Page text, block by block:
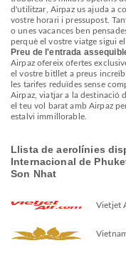
d'utilitzar, Airpaz us ajuda a
vostre horari i pressupost.
o unes vacances ben
perquè el vostre viatge sigui
Preu de l'entrada
Airpaz ofereix ofertes
el vostre bitllet a preus
les tarifes reduïdes sense
Airpaz, viatjar a la destinació
el teu vol barat amb Airpaz
estalvi immillorable.
Llista de aerolínies
Internacional de
Son Nhat
Vietjet